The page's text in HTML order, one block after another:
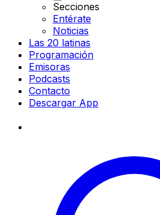
Secciones
Entérate
Noticias
Las 20 latinas
Programación
Emisoras
Podcasts
Contacto
Descargar App